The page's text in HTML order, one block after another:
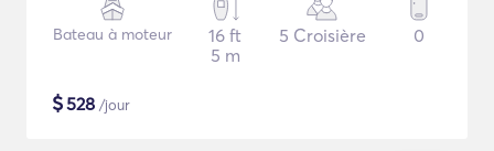
Bateau à moteur
16 ft
5 m
5 Croisière 0
$528 /jour